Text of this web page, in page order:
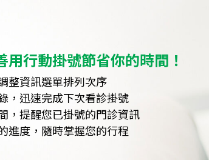
行動掛號節省你的時間！
整資訊選單排列次序
，迅速完成下次看診掛號
，提醒您已掛號的門診資訊
進度，隨時掌握您的行程